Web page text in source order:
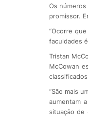
Os
promissor.
“Ocorre
faculdades
Tristan
McCowan
“São mais
aumentam
situação de